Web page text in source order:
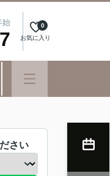
始
お気に入り
0
さい